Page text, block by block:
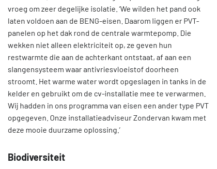
vroeg om zeer degelijke isolatie. ‘We wilden het pand ook
laten voldoen aan de BENG-eisen. Daarom liggen er PVT-
panelen op het dak rond de centrale warmtepomp. Die
wekken niet alleen elektriciteit op, ze geven hun
restwarmte die aan de achterkant ontstaat, af aan een
slangensysteem waar antivriesvloeistof doorheen
stroomt. Het warme water wordt opgeslagen in tanks in de
kelder en gebruikt om de cv-installatie mee te verwarmen.
Wij hadden in ons programma van eisen een ander type PVT
opgegeven. Onze installatieadviseur Zondervan kwam met
deze mooie duurzame oplossing.’
Biodiversiteit